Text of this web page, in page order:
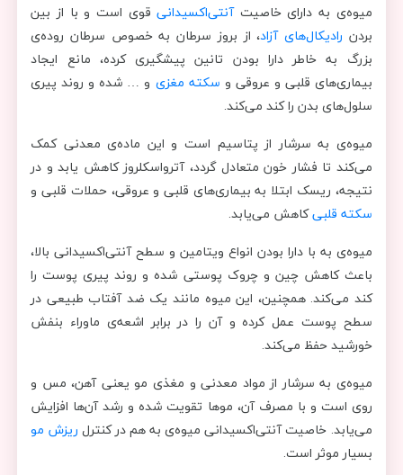
میوه‌ی به دارای خاصیت آنتی‌اکسیدانیقوی است و با از بین
بردن رادیکال‌های آزاد، از بروز سرطان به خصوص سرطان روده‌ی
بزرگ به خاطر دارا بودن تانین پیشگیری کرده، مانع ایجاد
بیماری‌های قلبی و عروقی و سکته‌ مغزی و … شده و روند پیری
سلول‌های بدن را کند می‌کند.
میوه‌ی به سرشار از پتاسیم است و این ماده‌ی معدنی کمک
می‌کند تا فشار خون متعادل گردد، آترواسکلروز کاهش یابد و در
نتیجه، ریسک ابتلا به بیماری‌های قلبی و عروقی، حملات قلبی و
سکته‌ قلبیکاهش می‌یابد.
میوه‌ی به با دارا بودن انواع ویتامین و سطح آنتی‌اکسیدانی بالا،
باعث کاهش چین و چروک پوستی شده و روند پیری پوست را
کند می‌کند. همچنین، این میوه مانند یک ضد آفتاب طبیعی در
سطح پوست عمل کرده و آن را در برابر اشعه‌ی ماوراء بنفش
خورشید حفظ می‌کند.
میوه‌ی به سرشار از مواد معدنی و مغذی مو یعنی آهن، مس و
روی است و با مصرف آن، موها تقویت شده و رشد آن‌ها افزایش
می‌یابد. خاصیت آنتی‌اکسیدانی میوه‌ی به هم در کنترل ریزش مو
بسیار موثر است.